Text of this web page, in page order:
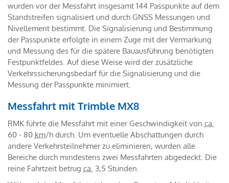
wurden vor der Messfahrt insgesamt 144 Passpunkte auf dem
Standstreifen signalisiert und durch GNSS Messungen und
Nivellement bestimmt. Die Signalisierung und Bestimmung
der Passpunkte erfolgte in einem Zuge mit der Vermarkung
und Messung des für die spätere Bauausführung benötigten
Festpunktfeldes. Auf diese Weise wird der zusätzliche
Verkehrssicherungsbedarf für die Signalisierung und die
Messung der Passpunkte minimiert.
Messfahrt mit Trimble MX8
RMK führte die Messfahrt mit einer Geschwindigkeit von ca.
60 - 80 km/h durch. Um eventuelle Abschattungen durch
andere Verkehrsteilnehmer zu eliminieren, wurden alle
Bereiche durch mindestens zwei Messfahrten abgedeckt. Die
reine Fahrtzeit betrug ca. 3,5 Stunden.